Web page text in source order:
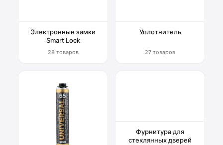
Электронные замки
Smart Lock
28 товаров
Уплотнитель
27 товаров
Фурнитура для
стеклянных дверей